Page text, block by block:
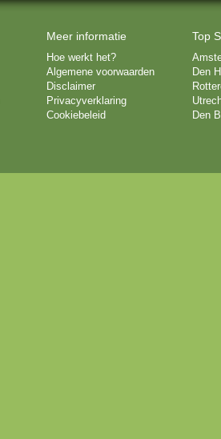
Meer informatie
Hoe werkt het?
Algemene voorwaarden
Disclaimer
Privacyverklaring
Cookiebeleid
Top
Den
Den